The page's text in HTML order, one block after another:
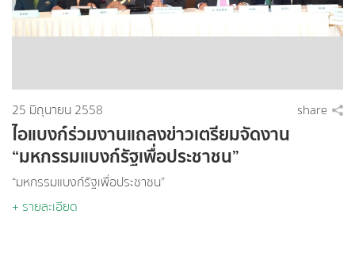
25 มิถุนายน 2558 share
ไอแบงก์ร่วมงานแถลงข่าวเตรียมจัดงาน
“มหกรรมแบงก์รัฐเพื่อประชาชน”
“มหกรรมแบงก์รัฐเพื่อประชาชน”
+ รายละเอียด